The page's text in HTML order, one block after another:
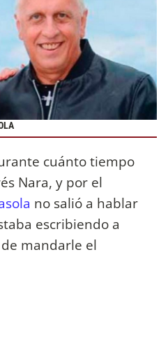
cuánto tiempo
Nara, y por el
no salió a hablar
escribiendo a
mandarle el